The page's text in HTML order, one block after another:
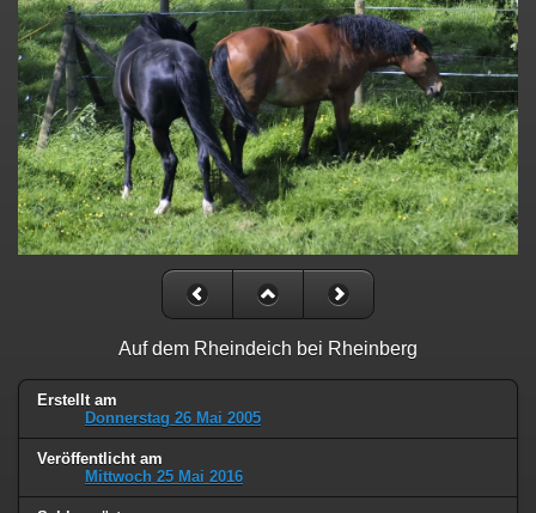
Auf dem Rheindeich bei Rheinberg
Erstellt am
Donnerstag 26 Mai 2005
Veröffentlicht am
Mittwoch 25 Mai 2016